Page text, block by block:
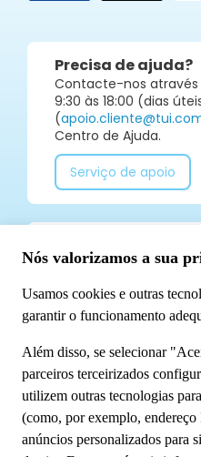
Precisa de ajuda?
Contacte-nos através
9:30 às 18:00 (dias
(
Centro de Ajuda.
Serviço de apoio
perca todas as nossas
Conheça-nos
Sobre o Grupo TUI
Sustentabilidade
A minha reserva